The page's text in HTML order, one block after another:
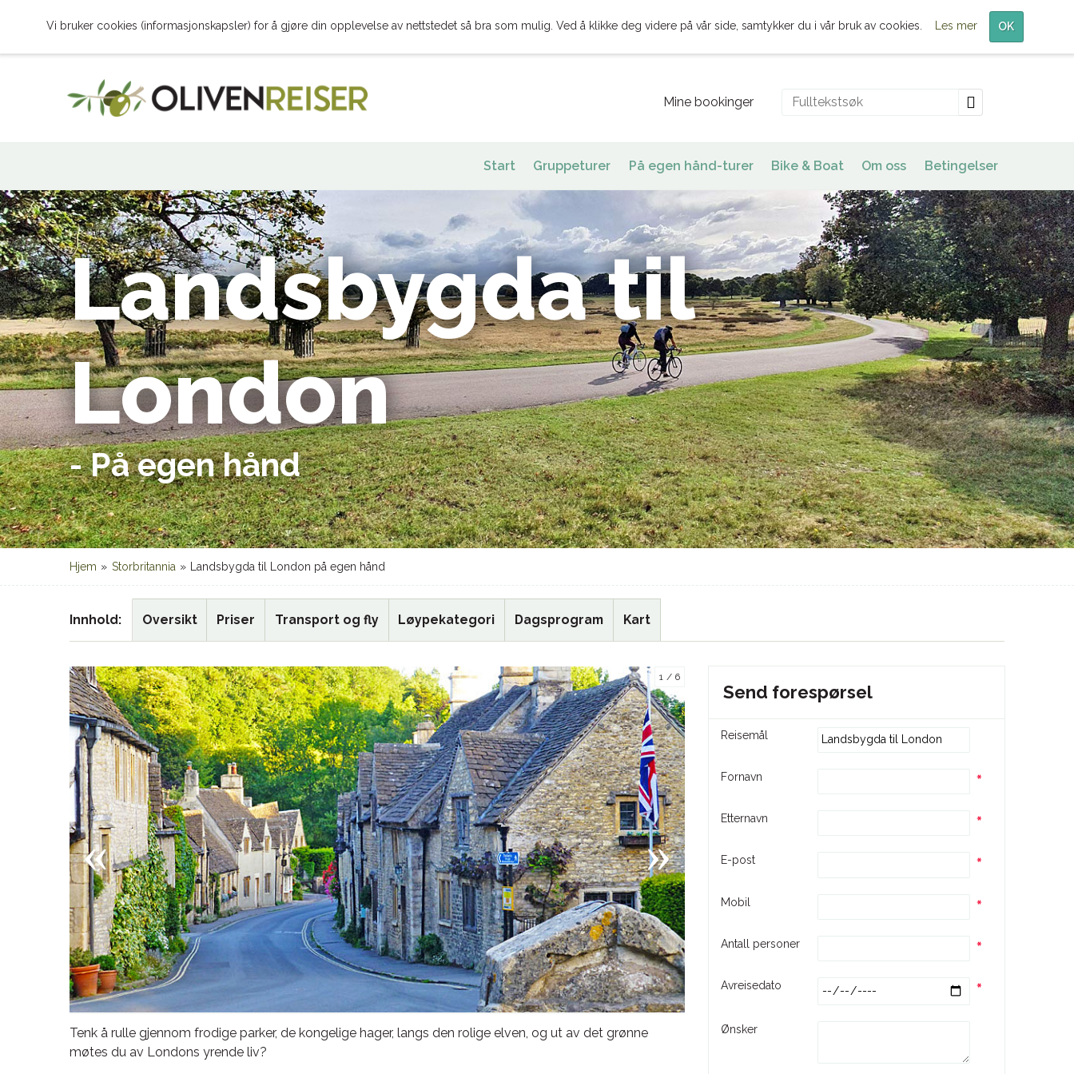
Mine bookinger
Start Gruppeturer På egen hånd-turer Bike & Boat Om oss Betingelser
Hjem » Storbritannia » Landsbygda til London på egen hånd
Landsbygda til
London
- På egen hånd
Innhold Oversikt Priser Transport og fly Løypekategori Dagsprogram Kart
1 6
Tenk å rulle gjennom frodige parker, de kongelige hager, langs den rolige elven, og ut av det grønne
møtes du av Londons yrende liv?
Send forespørsel
Reisemål
Fornavn
Etternavn
E-post
Mobil
Antall personer
Avreisedato
Ønsker
Vi bruker cookies (informasjonskapsler) for å gjøre din opplevelse av nettstedet så bra som mulig. Ved å klikke deg videre på vår side, samtykker du i vår bruk av cookies. Les mer OK